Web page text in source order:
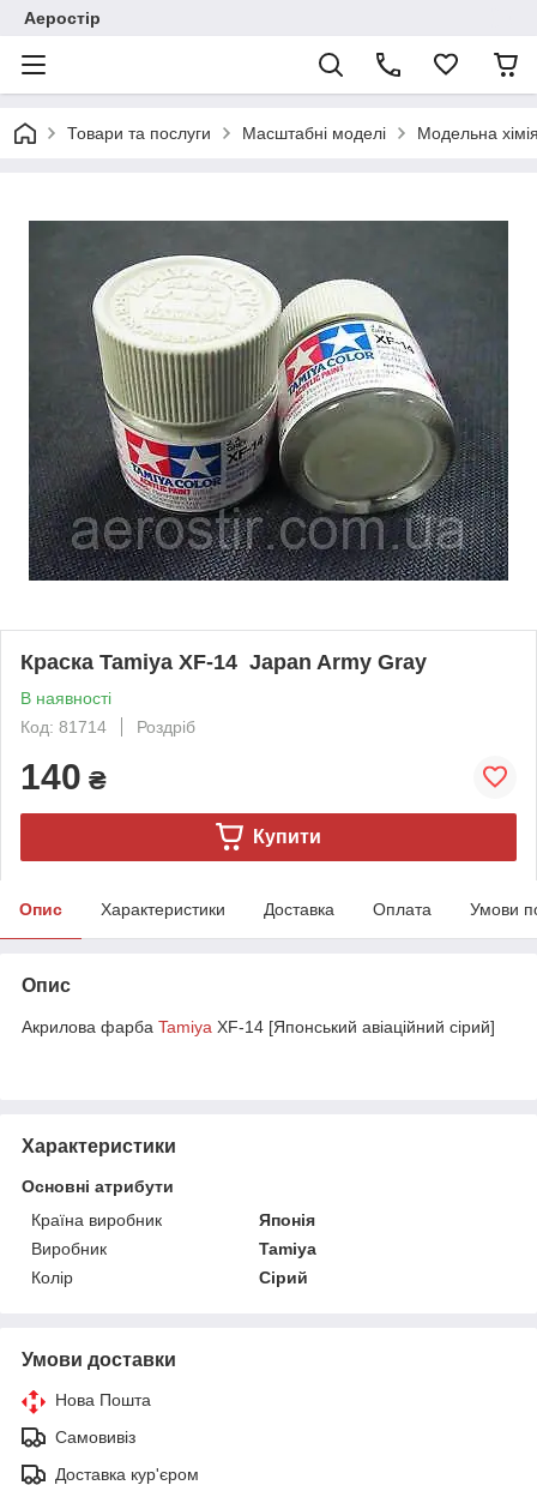
Аеростір
Товари та послуги Масштабні моделі Модельна
Краска Tamiya XF-14 Japan Army Gray
В наявності
Код: 81714
Роздріб
140 ₴
Купити
Опис Характеристики Доставка Оплата Умови
Опис
Акрилова фарба Tamiya XF-14 [Японський авіаційний сірий]
Характеристики
Основні атрибути
Країна виробник
Японія
Виробник
Tamiya
Колір
Сірий
Умови доставки
Нова Пошта
Самовивіз
Доставка кур'єром